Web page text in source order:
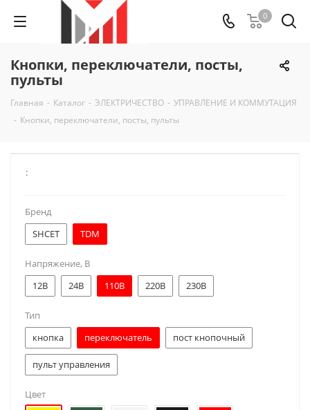
0
Кнопки, переключатели, посты,
пульты
Главная - Каталог - ЭЛЕКТРИЧЕСТВО - УПРАВЛЕНИЕ И КОММУТАЦИЯ
- Кнопки, переключатели, посты, пульты
:
Бренд
SHCET
TDM
Напряжение, В
12В
24В 110В 220В 230В
Тип
кнопка
переключатель пост кнопочный
пульт управления
Цвет